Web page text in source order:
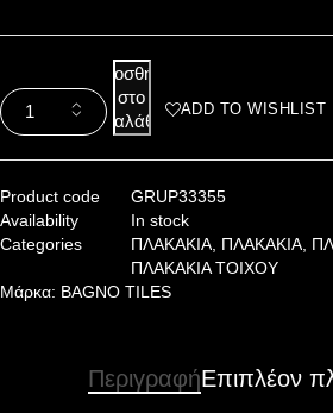
Προσθήκη
στο
καλάθι
ADD TO WISHLIST
Product code
GRUP33355
Availability
In stock
Categories
ΠΛΑΚΑΚΙΑ, ΠΛΑΚΑΚΙΑ,
ΠΛΑΚΑΚΙΑ ΤΟΙΧΟΥ
Μάρκα: BAGNO TILES
ΠεριγραφήΕπιπλέον